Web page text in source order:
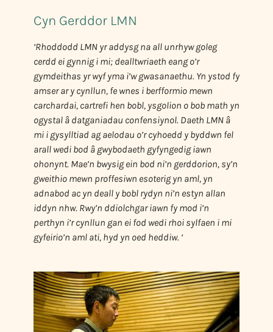
Cyn Gerddor LMN
‘Rhoddodd LMN yr addysg na all unrhyw goleg
cerdd ei gynnig i mi; dealltwriaeth eang o’r
gymdeithas yr wyf yma i’w gwasanaethu. Yn ystod fy
amser ar y cynllun, fe wnes i berfformio mewn
carchardai, cartrefi hen bobl, ysgolion o bob math yn
ogystal â datganiadau confensiynol. Daeth LMN â
mi i gysylltiad ag aelodau o’r cyhoedd y byddwn fel
arall wedi bod â gwybodaeth gyfyngedig iawn
ohonynt. Mae’n bwysig ein bod ni’n gerddorion, sy’n
gweithio mewn proffesiwn esoterig yn aml, yn
adnabod ac yn deall y bobl rydyn ni’n estyn allan
iddyn nhw. Rwy’n ddiolchgar iawn fy mod i’n
perthyn i’r cynllun gan ei fod wedi rhoi sylfaen i mi
gyfeirio’n aml ati, hyd yn oed heddiw. ‘